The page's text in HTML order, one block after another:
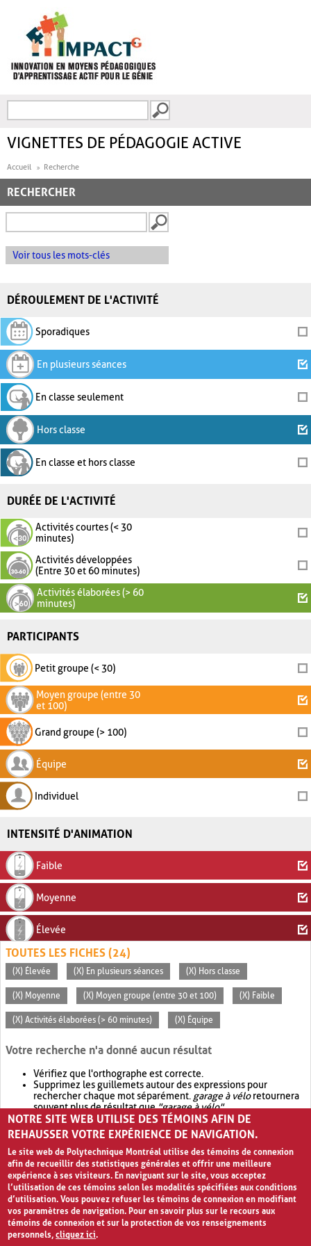
FORMULAIRE DE
VIGNETTES DE PÉDAGOGIE ACTIVE
Accueil Recherche
RECHERCHER
Voir tous les mots-clés
DÉROULEMENT DE L'ACTIVITÉ
Sporadiques
En plusieurs séances
En classe seulement
Hors classe
En classe et hors classe
DURÉE DE L'ACTIVITÉ
Activités courtes (< 30
minutes)
Activités développées
(Entre 30 et 60 minutes)
Activités élaborées (> 60
minutes)
PARTICIPANTS
Petit groupe (< 30)
Moyen groupe (entre 30
et 100)
Grand groupe (> 100)
Équipe
Individuel
INTENSITÉ D'ANIMATION
Faible
Moyenne
Élevée
TOUTES LES FICHES (24)
(X) Élevée (X) En plusieurs séances (X) Hors classe
(X) Moyenne (X) Moyen groupe (entre 30 et 100) (X) Faible
(X) Activités élaborées (> 60 minutes) (X) Équipe
Votre recherche n'a donné aucun résultat
Vérifiez que l'orthographe est correcte.
Supprimez les guillemets autour des expressions pour
rechercher chaque mot séparément. garage à véloretournera
souvent plus de résultat que"garage à vélo".
Envisagez d'élargir votre recherche avec OR.garage OR vélo
retournera souvent plus de résultat quegarage à vélo
NOTRE SITE WEB UTILISE DES TÉMOINS AFIN DE
REHAUSSER VOTRE EXPÉRIENCE DE NAVIGATION.
Le site web de Polytechnique Montréal utilise des témoins de connexion
afin de recueillir des statistiques générales et offrir une meilleure
expérience à ses visiteurs. En naviguant sur le site, vous acceptez
l’utilisation de ces témoins selon les modalités spécifiées aux conditions
d’utilisation. Vous pouvez refuser les témoins de connexion en modifiant
vos paramètres de navigation. Pour en savoir plus sur le recours aux
témoins de connexion et sur la protection de vos renseignements
personnels,cliquez ici.